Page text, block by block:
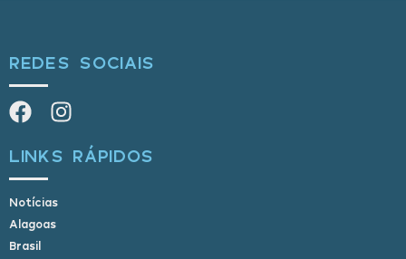
REDES SOCIAIS
LINKS RÁPIDOS
Notícias
Alagoas
Brasil